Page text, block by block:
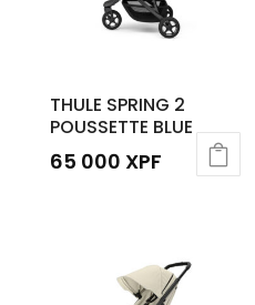
THULE SPRING 2
POUSSETTE BLUE
65 000 XPF